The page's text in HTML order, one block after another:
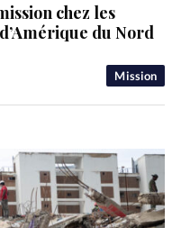
Mission
chez les
du Nord